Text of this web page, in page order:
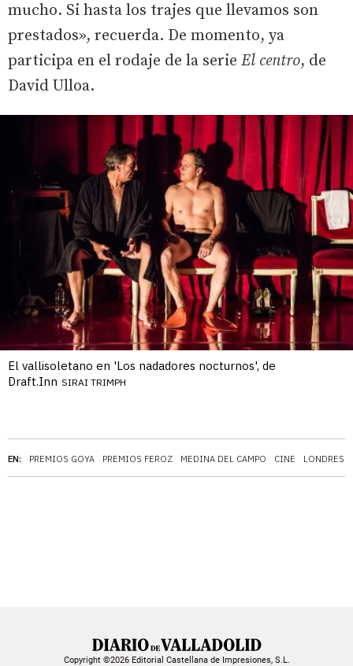
EN: PREMIOS GOYA PREMIOS FEROZ MEDINA DEL CAMPO CINE LONDRES
mucho. Si hasta los trajes que llevamos son
prestados», recuerda. De momento, ya
participa en el rodaje de la serie El centro, de
David Ulloa.
El vallisoletano en 'Los nadadores nocturnos', de
Draft.Inn SIRAI TRIMPH
Copyright ©2026 Editorial Castellana de Impresiones, S.L.